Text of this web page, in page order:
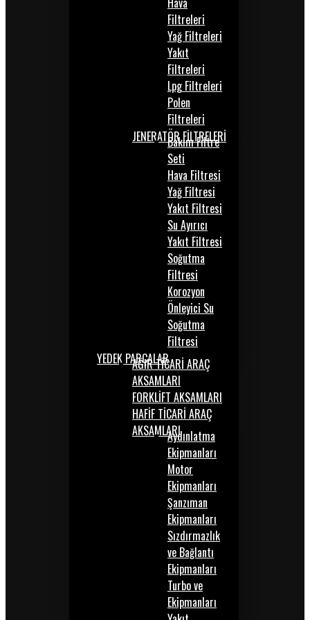
Filtreleri
Yağ Filtreleri
Yakıt
Filtreleri
Lpg Filtreleri
Polen
Filtreleri
JENERATÖR FİLTRELERİ
Bakım Filtre
Seti
Hava Filtresi
Yağ Filtresi
Yakıt Filtresi
Su Ayırıcı
Yakıt Filtresi
Soğutma
Filtresi
Korozyon
Önleyici Su
Soğutma
Filtresi
YEDEK PARÇALARAĞIR TİCARİ ARAÇ
AKSAMLARI
FORKLİFT AKSAMLARI
HAFİF TİCARİ ARAÇ
AKSAMLARIAydınlatma
Ekipmanları
Motor
Ekipmanları
Şanzıman
Ekipmanları
Sızdırmazlık
ve Bağlantı
Ekipmanları
Turbo ve
Ekipmanları